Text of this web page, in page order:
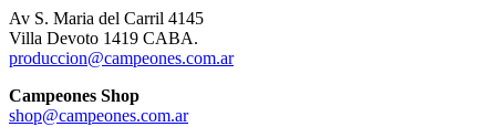
Av S. Maria del Carril 4145
Villa Devoto 1419 CABA.
produccion@campeones.com.ar
Campeones Shop
shop@campeones.com.ar